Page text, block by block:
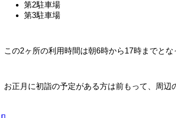
第2駐車場
第3駐車場
この2ヶ所の利用時間は朝6時から17時までと
お正月に初詣の予定がある方は前もって、周辺